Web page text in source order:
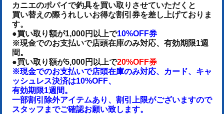
カニエのポパイで釣具を買い取りさせていただくと
買い替えの際うれしいお得な割引券を差し上げておりま
す。
●買い取り額が1,000円以上で10%OFF券
※現金でのお支払いで店頭在庫のみ対応、有効期限1週
間。
●買い取り額が5,000円以上で20%OFF券
※現金でのお支払いで店頭在庫のみ対応、カード、キャ
ッシュレス決済は10%OFF、
有効期限1週間。
一部割引除外アイテムあり、割引上限がございますので
スタッフまでご確認お願い致します。